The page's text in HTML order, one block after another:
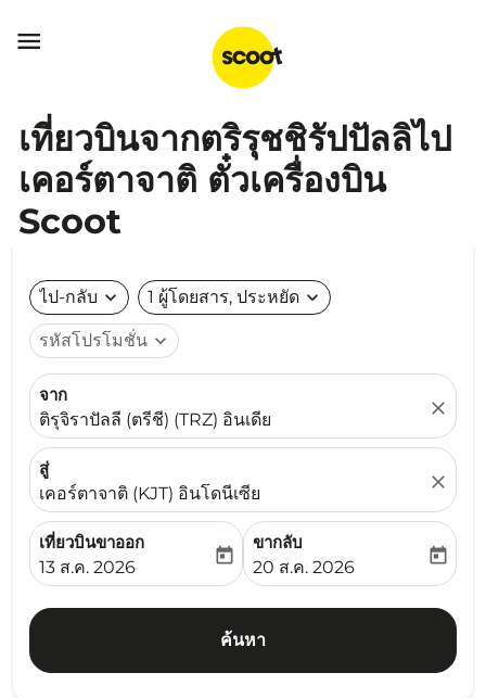

เที่ยวบินจากตริรุชชิรัปปัลลิไป
เคอร์ตาจาติ ตั๋วเครื่องบิน
Scoot
ไป-กลับ expand_more 1 ผู้โดยสาร, ประหยัด expand_more
รหัสโปรโมชั่น expand_more
จาก
ติรุจิราปัลลี (ตรีชี) (TRZ) อินเดีย
close
สู่
เคอร์ตาจาติ (KJT) อินโดนีเซีย
close
เที่ยวบินขาออก
fc-booking-departure-date-aria-label
13 ส.ค. 2026
today
ขากลับ
fc-booking-return-date-
20 ส.ค. 2026
today
ค้นหา